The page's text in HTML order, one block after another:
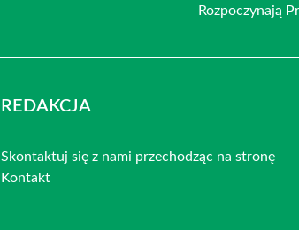
Rozpoczynają
REDAKCJA
Skontaktuj się z nami przechodząc na stronę
Kontakt